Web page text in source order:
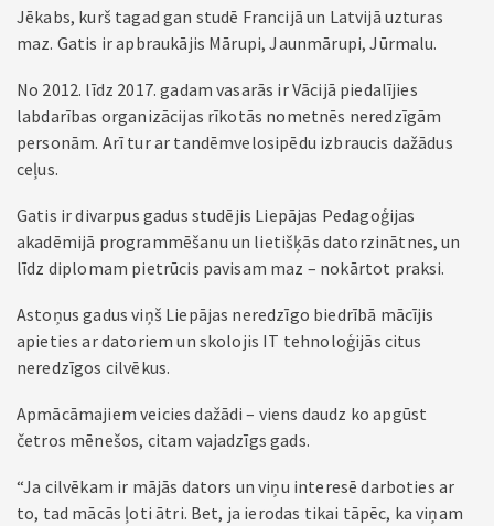
Jēkabs, kurš tagad gan studē Francijā un Latvijā uzturas
maz. Gatis ir apbraukājis Mārupi, Jaunmārupi, Jūrmalu.
No 2012. līdz 2017. gadam vasarās ir Vācijā piedalījies
labdarības organizācijas rīkotās nometnēs neredzīgām
personām. Arī tur ar tandēmvelosipēdu izbraucis dažādus
ceļus.
Gatis ir divarpus gadus studējis Liepājas Pedagoģijas
akadēmijā programmēšanu un lietišķās datorzinātnes, un
līdz diplomam pietrūcis pavisam maz – nokārtot praksi.
Astoņus gadus viņš Liepājas neredzīgo biedrībā mācījis
apieties ar datoriem un skolojis IT tehnoloģijās citus
neredzīgos cilvēkus.
Apmācāmajiem veicies dažādi – viens daudz ko apgūst
četros mēnešos, citam vajadzīgs gads.
“Ja cilvēkam ir mājās dators un viņu interesē darboties ar
to, tad mācās ļoti ātri. Bet, ja ierodas tikai tāpēc, ka viņam